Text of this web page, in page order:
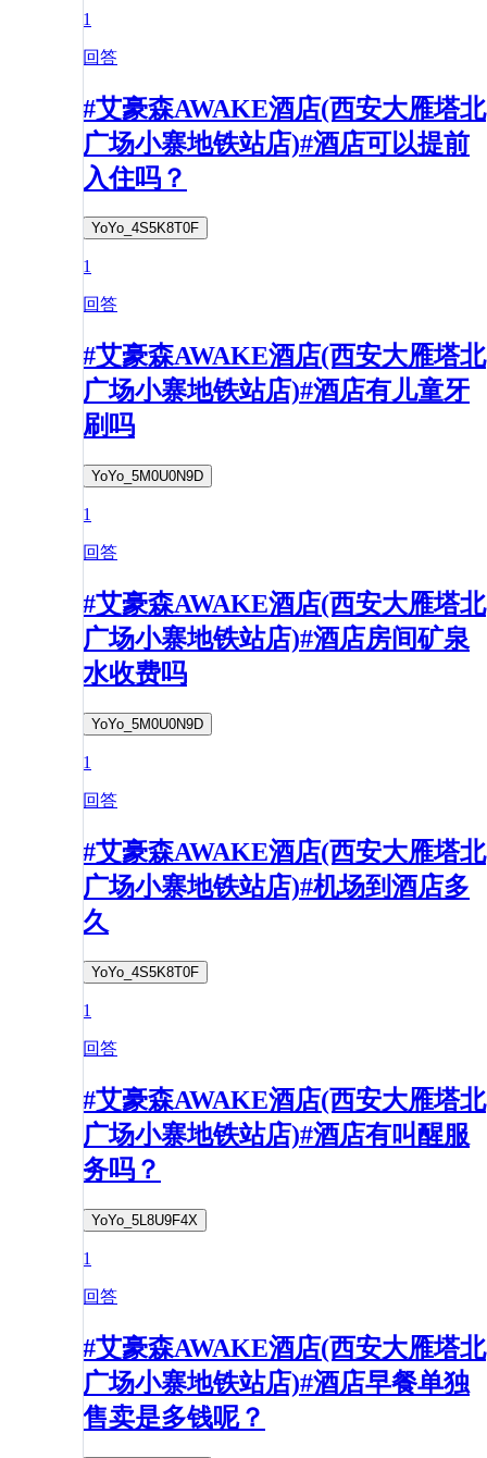
1
回答
#艾豪森AWAKE酒店(西安大雁塔北
广场小寨地铁站店)#酒店可以提前
入住吗？
YoYo_4S5K8T0F
1
回答
#艾豪森AWAKE酒店(西安大雁塔北
广场小寨地铁站店)#酒店有儿童牙
刷吗
YoYo_5M0U0N9D
1
回答
#艾豪森AWAKE酒店(西安大雁塔北
广场小寨地铁站店)#酒店房间矿泉
水收费吗
YoYo_5M0U0N9D
1
回答
#艾豪森AWAKE酒店(西安大雁塔北
广场小寨地铁站店)#机场到酒店多
久
YoYo_4S5K8T0F
1
回答
#艾豪森AWAKE酒店(西安大雁塔北
广场小寨地铁站店)#酒店有叫醒服
务吗？
YoYo_5L8U9F4X
1
回答
#艾豪森AWAKE酒店(西安大雁塔北
广场小寨地铁站店)#酒店早餐单独
售卖是多钱呢？